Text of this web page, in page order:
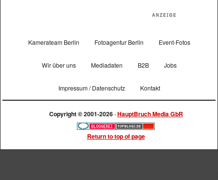
Kamerateam Berlin Fotoagentur Berlin Event-Fotos
Wir über uns Mediadaten B2B Jobs
Impressum / Datenschutz Kontakt
Copyright © 2001-2026 ·HauptBruch Media GbR
Return to top of page